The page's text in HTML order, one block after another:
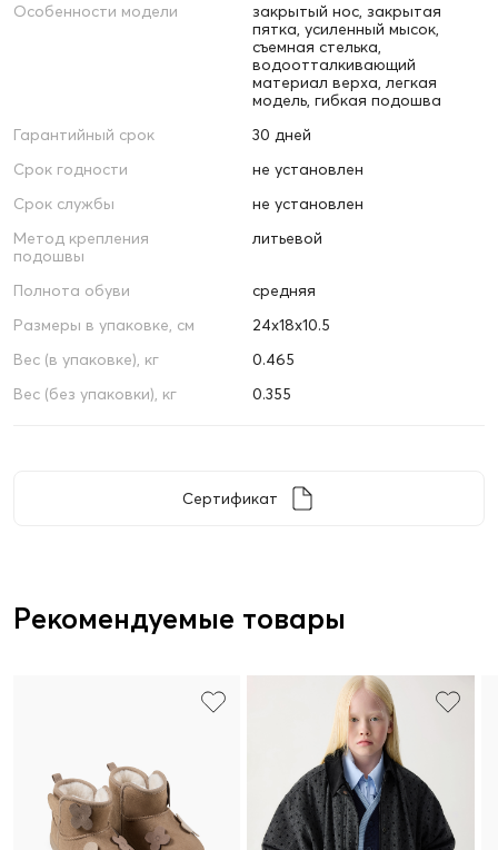
Особенности модели
закрытый нос, закрытая
пятка, усиленный мысок,
съемная стелька,
водоотталкивающий
материал верха, легкая
модель, гибкая подошва
Гарантийный срок
30 дней
Срок годности
не установлен
Срок службы
не установлен
Метод крепления
подошвы
литьевой
Полнота обуви
средняя
Размеры в упаковке, см
24х18х10.5
Вес (в упаковке), кг
0.465
Вес (без упаковки), кг
0.355
Сертификат
Рекомендуемые товары